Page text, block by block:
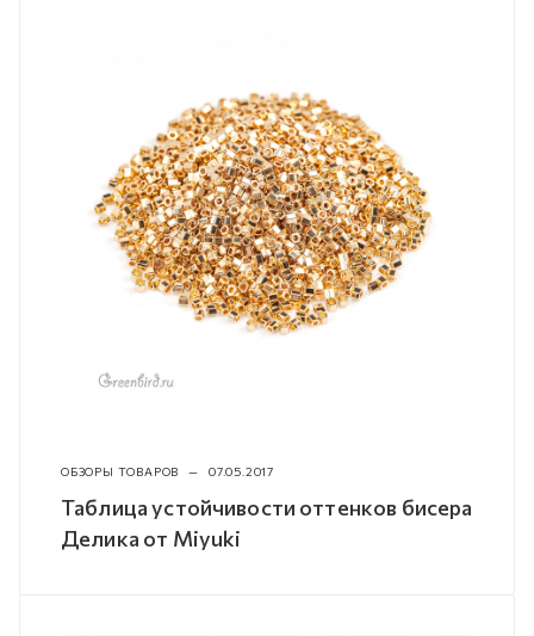
ОБЗОРЫ ТОВАРОВ — 07.05.2017
Таблица устойчивости оттенков бисера
Делика от Miyuki